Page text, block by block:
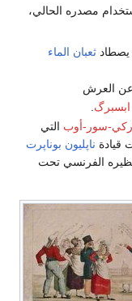
مصدره الحالي،
يصطادثعبان الماء
العرش
ابسبرگ.
سور-أوب التي
قيادة ناپليون بوناپرت
نظيره الفرنسي تحت